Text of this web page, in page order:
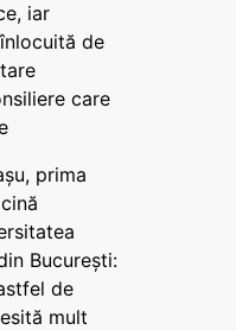
iar
de
care
prima
București:
de
mult